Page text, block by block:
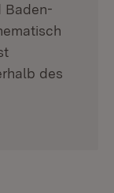
Baden-
des